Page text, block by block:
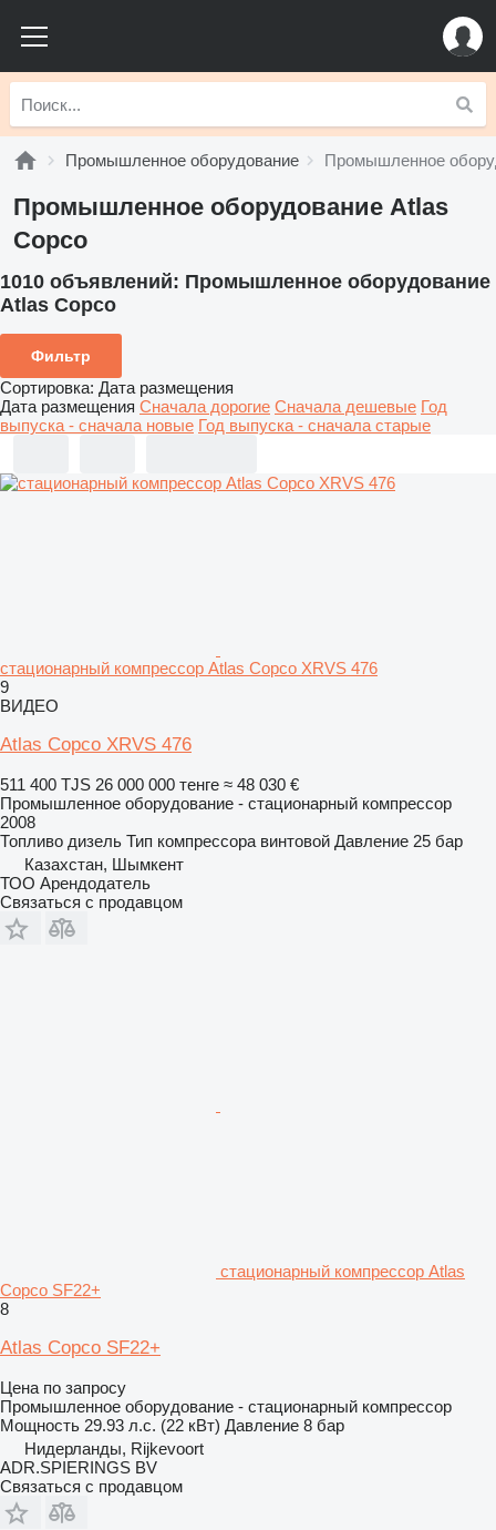
Промышленное оборудование Промышленное
Промышленное оборудование Atlas
Copco
1010 объявлений: Промышленное оборудование
Atlas Copco
Фильтр
Сортировка: Дата размещения
Дата размещения Сначала дорогие Сначала дешевые Год
выпуска - сначала новые Год выпуска - сначала старые
стационарный компрессор Atlas Copco XRVS 476
9
ВИДЕО
Atlas Copco XRVS 476
511 400 TJS 26 000 000 тенге ≈ 48 030 €
Промышленное оборудование - стационарный компрессор
2008
Топливо дизель Тип компрессора винтовой Давление 25 бар
Казахстан, Шымкент
ТОО Арендодатель
Связаться с продавцом
стационарный компрессор Atlas
Copco SF22+
8
Atlas Copco SF22+
Цена по запросу
Промышленное оборудование - стационарный компрессор
Мощность 29.93 л.с. (22 кВт) Давление 8 бар
Нидерланды, Rijkevoort
ADR.SPIERINGS BV
Связаться с продавцом